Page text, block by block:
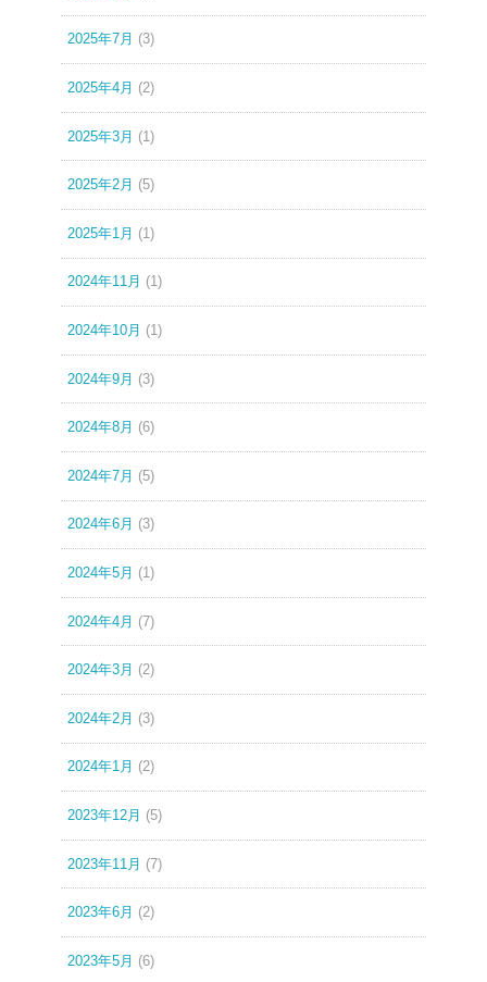
2025年7月 (3)
2025年4月 (2)
2025年3月 (1)
2025年2月 (5)
2025年1月 (1)
2024年11月 (1)
2024年10月 (1)
2024年9月 (3)
2024年8月 (6)
2024年7月 (5)
2024年6月 (3)
2024年5月 (1)
2024年4月 (7)
2024年3月 (2)
2024年2月 (3)
2024年1月 (2)
2023年12月 (5)
2023年11月 (7)
2023年6月 (2)
2023年5月 (6)